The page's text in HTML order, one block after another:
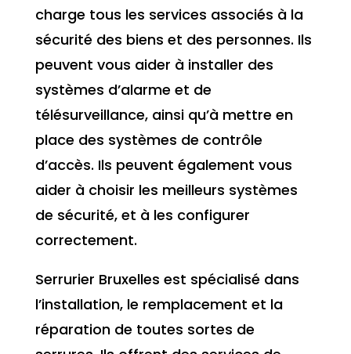
charge tous les services associés à la
sécurité des biens et des personnes. Ils
peuvent vous aider à installer des
systèmes d’alarme et de
télésurveillance, ainsi qu’à mettre en
place des systèmes de contrôle
d’accès. Ils peuvent également vous
aider à choisir les meilleurs systèmes
de sécurité, et à les configurer
correctement.
Serrurier Bruxelles est spécialisé dans
l’installation, le remplacement et la
réparation de toutes sortes de